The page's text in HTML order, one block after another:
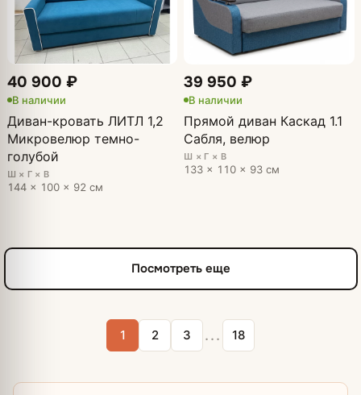
40 900 ₽
В наличии
Диван-кровать ЛИТЛ 1,2
Микровелюр темно-
голубой
Ш × Г × В
144 × 100 × 92 см
39 950 ₽
В наличии
Прямой диван Каскад 1.1
Сабля, велюр
Ш × Г × В
133 × 110 × 93 см
Посмотреть еще
1 2 3 ... 18